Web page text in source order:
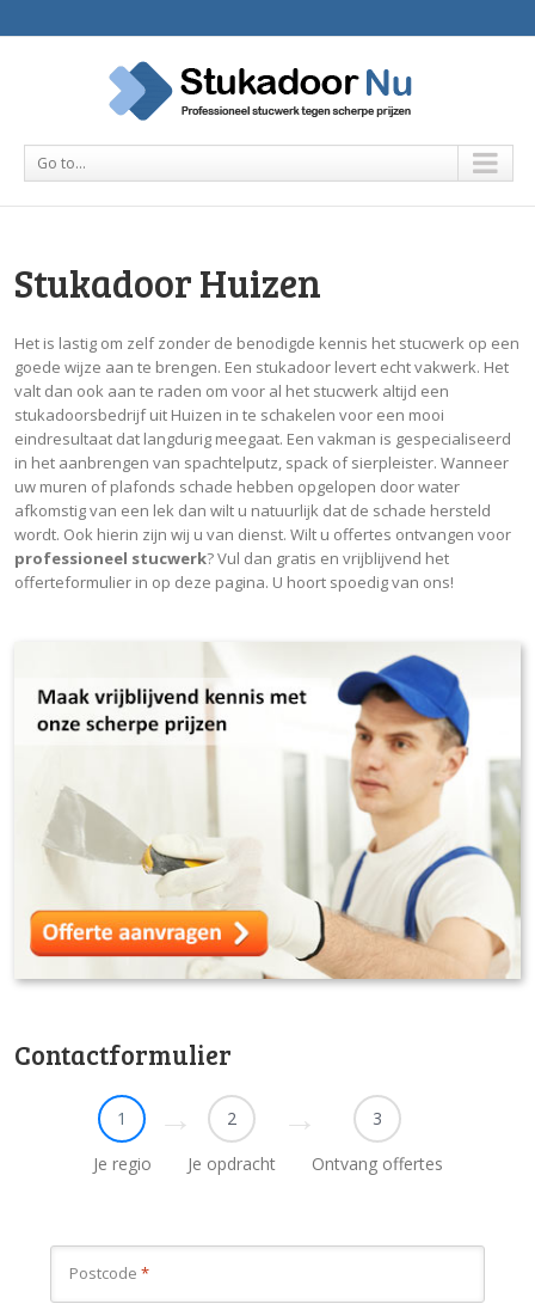
Go to...
Stukadoor Huizen
Het is lastig om zelf zonder de benodigde kennis het stucwerk op een
goede wijze aan te brengen. Een stukadoor levert echt vakwerk. Het
valt dan ook aan te raden om voor al het stucwerk altijd een
stukadoorsbedrijf uit Huizen in te schakelen voor een mooi
eindresultaat dat langdurig meegaat. Een vakman is gespecialiseerd
in het aanbrengen van spachtelputz, spack of sierpleister. Wanneer
uw muren of plafonds schade hebben opgelopen door water
afkomstig van een lek dan wilt u natuurlijk dat de schade hersteld
wordt. Ook hierin zijn wij u van dienst. Wilt u offertes ontvangen voor
professioneel stucwerk? Vul dan gratis en vrijblijvend het
offerteformulier in op deze pagina. U hoort spoedig van ons!
Contactformulier
1
Je regio
2
Je opdracht
3
Ontvang offertes
Postcode *